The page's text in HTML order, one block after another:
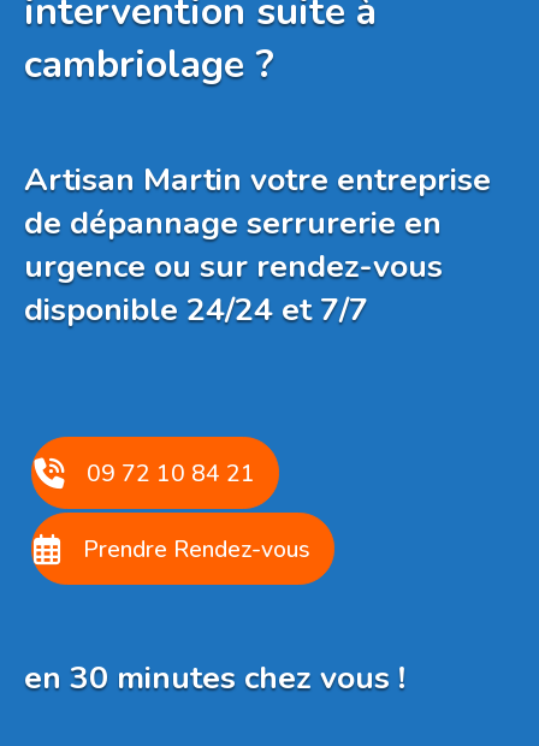
intervention suite à
cambriolage ?
Artisan Martin votre entreprise
de dépannage serrurerie en
urgence ou sur rendez-vous
disponible 24/24 et 7/7
09 72 10 84 21
Prendre Rendez-vous
en 30 minutes chez vous !